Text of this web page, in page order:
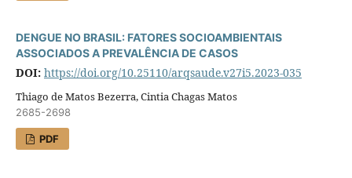
DENGUE NO BRASIL: FATORES SOCIOAMBIENTAIS
ASSOCIADOS A PREVALÊNCIA DE CASOS
DOI: https://doi.org/10.25110/arqsaude.v27i5.2023-035
Thiago de Matos Bezerra, Cintia Chagas Matos
2685-2698
PDF